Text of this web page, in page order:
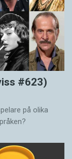
#623)
på olika